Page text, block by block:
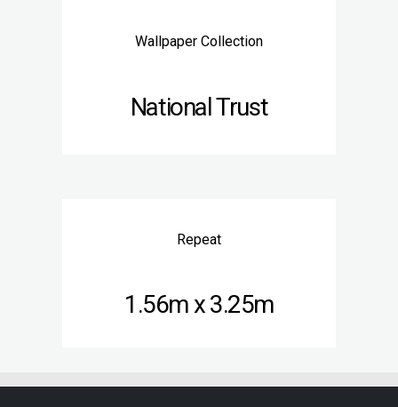
Wallpaper Collection
National Trust
Repeat
1.56m x 3.25m